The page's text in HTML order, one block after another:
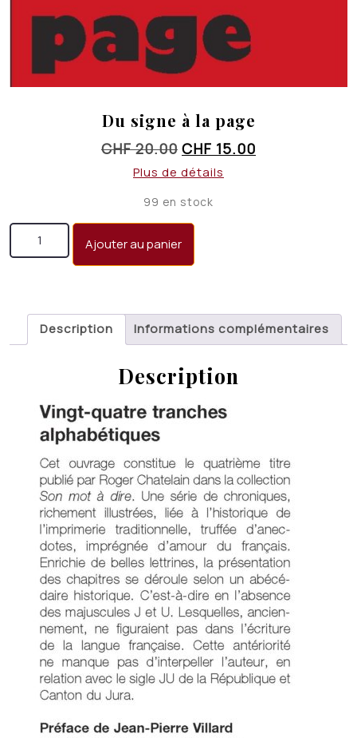
Du signe à la page
CHF20.00 Le
prix
était :
CHF 15.00
Plus de détails
99 en stock
quantité de Du signe à la page
Ajouter au panier
Description Informations complémentaires
Description